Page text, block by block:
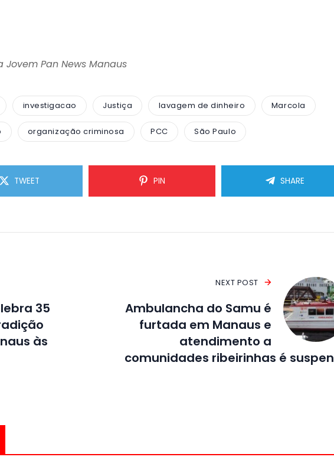
Pan News Manaus
investigacao Justiça lavagem de dinheiro Marcola
organização criminosa PCC São Paulo
TWEET PIN SHARE
35
às
NEXT POST
Ambulancha do Samu é
furtada em Manaus e
atendimento a
comunidades ribeirinhas é